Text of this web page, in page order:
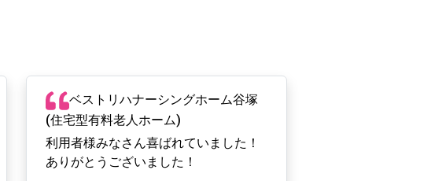
ベストリハナーシングホーム谷塚
(住宅型有料老人ホーム)
利用者様みなさん喜ばれていました！
ありがとうございました！